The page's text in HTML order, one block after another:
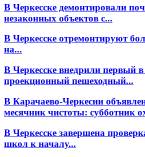
В Черкесске демонтировали
незаконных объектов с...
В Черкесске отремонтируют
на...
В Черкесске внедрили первый в
проекционный пешеходный...
В Карачаево-Черкесии
месячник чистоты: субботник
В Черкесске завершена
школ к началу...